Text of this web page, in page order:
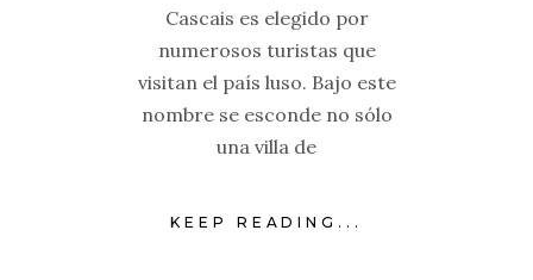
Cascais es elegido por
numerosos turistas que
visitan el país luso. Bajo este
nombre se esconde no sólo
una villa de
KEEP READING...